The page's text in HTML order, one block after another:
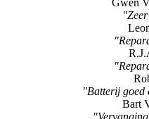
Gwen
"Batterij goed
Bart